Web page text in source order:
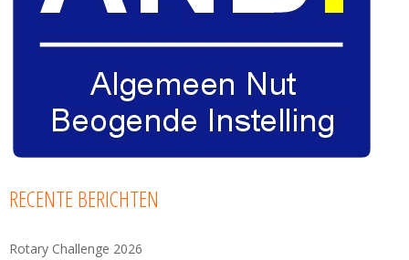
RECENTE BERICHTEN
Rotary Challenge 2026